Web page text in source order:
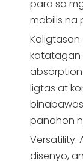
para sa
mabilis na
katatagan
ligtas at
panahon
Versatility:
disenyo,